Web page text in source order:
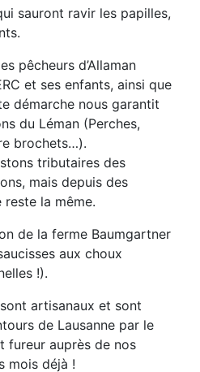
sauront ravir les papilles,
pêcheurs d’Allaman
et ses enfants, ainsi que
démarche nous garantit
du Léman (Perches,
brochets…).
tributaires des
mais depuis des
la même.
de la ferme Baumgartner
aux choux
!).
artisanaux et sont
de Lausanne par le
fureur auprès de nos
mois déjà !